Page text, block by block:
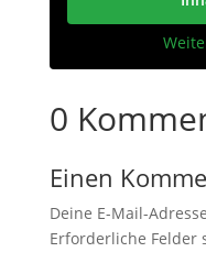
0
Einen
Deine E-Mail-
Erforderliche Felder